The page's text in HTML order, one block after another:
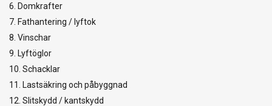
6. Domkrafter
7. Fathantering / lyftok
8. Vinschar
9. Lyftöglor
10. Schacklar
11. Lastsäkring och påbyggnad
12. Slitskydd / kantskydd